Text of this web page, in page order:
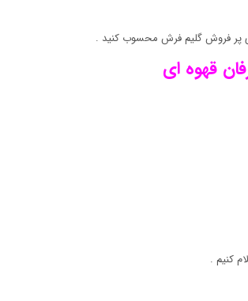
پر فروش گلیم فرش محسوب کنید .
قهوه ای
کنیم .